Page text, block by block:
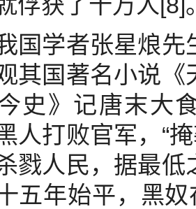
学者张星烺先
其国著名小说《
史》记唐末大
人打败官军，“
戮人民，据最低
五年始平，黑